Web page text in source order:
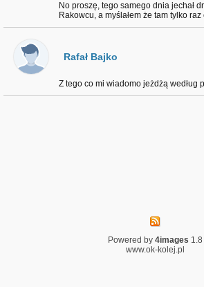
No proszę, tego samego dnia jechał
Rakowcu, a myślałem że tam tylko
Rafał Bajko
Z tego co mi wiadomo jeżdżą według
Powered by 4images 1.8
www.ok-kolej.pl